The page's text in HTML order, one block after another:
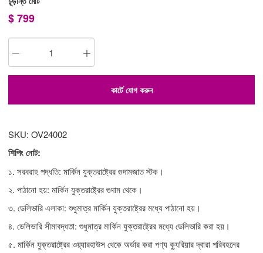
$799
কার্টে যোগ করুন
SKU: OV24002
শিপিং নোট:
১. সরবরাহ পদ্ধতি: মার্কিন যুক্তরাষ্ট্রের গুদামজাত স্টক।
২. পাঠানো হয়: মার্কিন যুক্তরাষ্ট্রের গুদাম থেকে।
৩. ডেলিভারি এলাকা: শুধুমাত্র মার্কিন যুক্তরাষ্ট্রের মধ্যে পাঠানো হয়।
৪. ডেলিভারি সীমাবদ্ধতা: শুধুমাত্র মার্কিন যুক্তরাষ্ট্রের মধ্যে ডেলিভারি করা হয়।
৫. মার্কিন যুক্তরাষ্ট্রের ওয়্যারহাউস থেকে অর্ডার করা পণ্য ক্যুরিয়ার দ্বারা পরিবহনের